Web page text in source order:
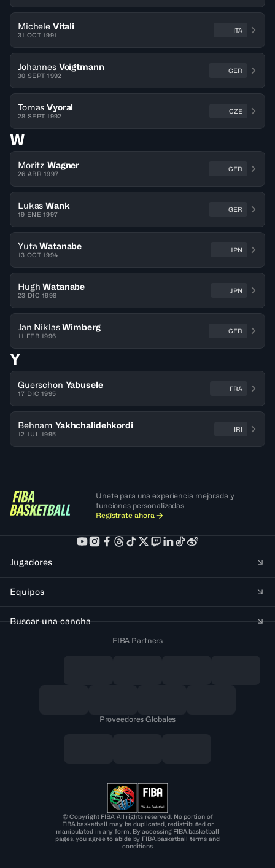
Michele Vitali
31 OCT 1991
ITA
Johannes Voigtmann
30 SEPT 1992
GER
Tomas Vyoral
28 SEPT 1992
CZE
W
Moritz Wagner
26 ABR 1997
GER
Lukas Wank
19 ENE 1997
GER
Yuta Watanabe
13 OCT 1994
JPN
Hugh Watanabe
23 DIC 1998
JPN
Jan Niklas Wimberg
11 FEB 1996
GER
Y
Guerschon Yabusele
17 DIC 1995
FRA
Behnam Yakhchalidehkordi
12 JUL 1995
IRI
Únete para una experiencia mejorada y
funciones personalizadas
Regístrate ahora
Jugadores
Equipos
Buscar una cancha
FIBA Partners
Proveedores Globales
© Copyright FIBA All rights reserved. No portion of
FIBA.basketball may be duplicated, redistributed or
manipulated in any form. By accessing FIBA.basketball
pages, you agree to abide by FIBA.basketball terms and
conditions